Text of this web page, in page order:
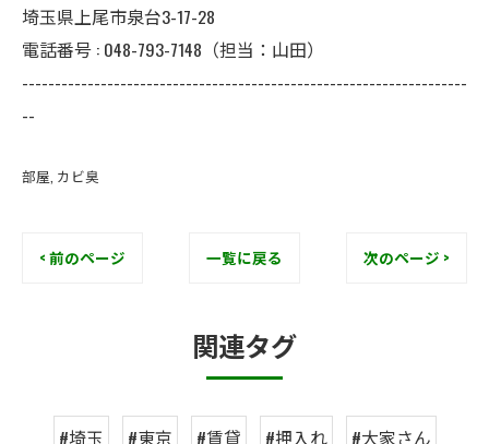
埼玉県上尾市泉台3-17-28
電話番号 : 048-793-7148（担当：山田）
--------------------------------------------------------------------
--
部屋 カビ臭
< 前のページ 一覧に戻る 次のページ >
関連タグ
#埼玉 #東京 #賃貸 #押入れ
#大家さん